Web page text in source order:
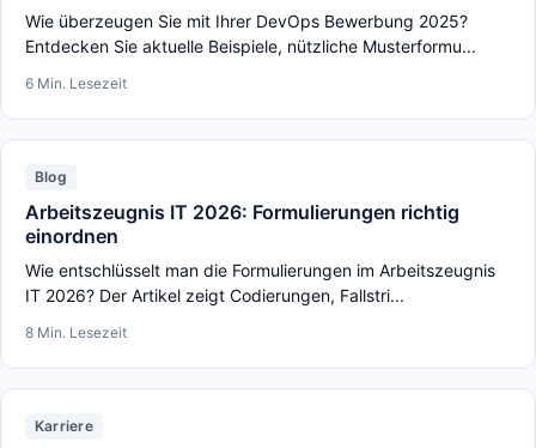
Wie überzeugen Sie mit Ihrer DevOps Bewerbung 2025?
Entdecken Sie aktuelle Beispiele, nützliche Musterformu...
6 Min. Lesezeit
Blog
Arbeitszeugnis IT 2026: Formulierungen richtig
einordnen
Wie entschlüsselt man die Formulierungen im Arbeitszeugnis
IT 2026? Der Artikel zeigt Codierungen, Fallstri...
8 Min. Lesezeit
Karriere